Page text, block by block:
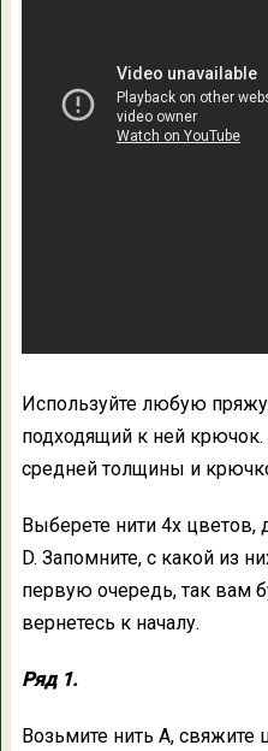
Используйте любую
подходящий к ней
средней толщины и
Выберете нити 4х цветов,
D. Запомните, с какой из
первую очередь, так вам
вернетесь к началу.
Ряд 1.
Возьмите нить А, свяжите